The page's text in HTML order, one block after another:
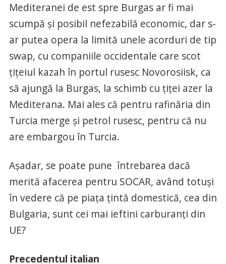
Mediteranei de est spre Burgas ar fi mai
scumpă și posibil nefezabilă economic, dar s-
ar putea opera la limită unele acorduri de tip
swap, cu companiile occidentale care scot
țițeiul kazah în portul rusesc Novorosiisk, ca
să ajungă la Burgas, la schimb cu țiței azer la
Mediterana. Mai ales că pentru rafinăria din
Turcia merge și petrol rusesc, pentru că nu
are embargou în Turcia.
Așadar, se poate pune întrebarea dacă
merită afacerea pentru SOCAR, având totuși
în vedere că pe piața țintă domestică, cea din
Bulgaria, sunt cei mai ieftini carburanți din
UE?
Precedentul italian